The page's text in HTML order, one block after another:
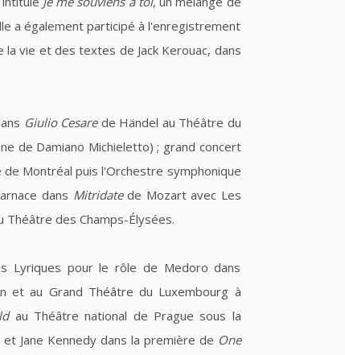
a également participé à l'enregistrement
vie et des textes de Jack Kerouac, dans
Giulio Cesarede Händel au Théâtre du
de Damiano Michieletto) ; grand concert
Montréal puis l'Orchestre symphonique
dans Mitridatede Mozart avec Les
Théâtre des Champs-Élysées.
Lyriques pour le rôle de Medoro dans
et au Grand Théâtre du Luxembourg à
au Théâtre national de Prague sous la
Jane Kennedy dans la première de One